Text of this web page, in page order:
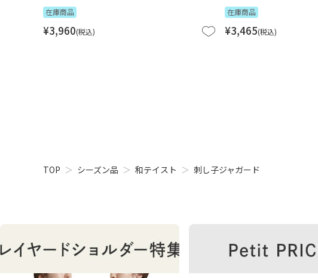
在庫商品
¥3,960 税込
在庫商品
¥3,465 税込
TOP シーズン品 和テイスト 刺し子ジャガード